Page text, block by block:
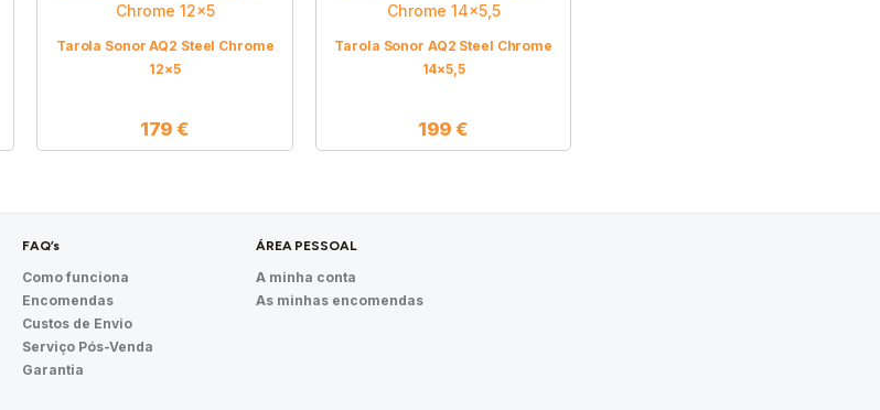
Tarola Sonor AQ2 Steel Chrome
12×5
179€
Tarola Sonor AQ2 Steel Chrome
14×5,5
199€
FAQ’s
Como funciona
Encomendas
Custos de Envio
Serviço Pós-Venda
Garantia
ÁREA PESSOAL
A minha conta
As minhas encomendas